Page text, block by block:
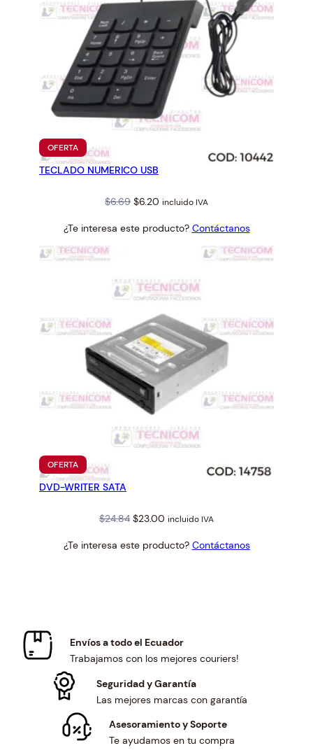
OFERTAPRODUCTO
EN
OFERTA
TECLADO NUMERICO USB
$6.69 Original
was:
$6.20 Current
is:
incluido IVA
¿Te interesa este producto? Contáctanos
OFERTAPRODUCTO
EN
OFERTA
DVD-WRITER SATA
$24.84 Original
was:
$23.00 Current
is:
incluido IVA
¿Te interesa este producto? Contáctanos
Envíos a todo el Ecuador
Trabajamos con los mejores couriers!
Seguridad y Garantía
Las mejores marcas con garantía
Asesoramiento y Soporte
Te ayudamos en tu compra